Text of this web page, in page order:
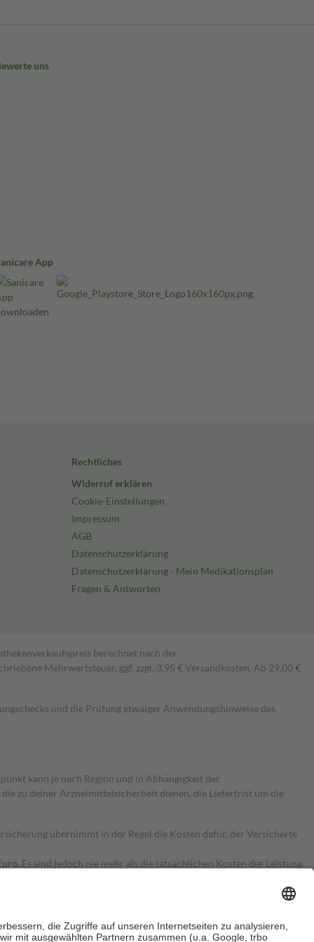
uns
App
Rechtliches
Widerruf erklären
Cookie-Einstellungen
Impressum
AGB
Datenschutzerklärung
Datenschutzerklärung - Mein Medikationsplan
Fragen & Antworten
berechnet nach der
Mehrwertsteuer, ggf. zzgl. 3,95 € Versandkosten. Ab 29,00 €
und die Prüfung etwaiger Anwendungshinweise des
kann je nach Region und in Abhängigkeit der
zu deiner Arzneimittelsicherheit dienen, die Lieferfrist um die
übernimmt in der Regel die Kosten dafür, der Versicherte
Es sind jedoch nie mehr als die tatsächlichen Kosten der Leistung
Zuzahlungen an bei: